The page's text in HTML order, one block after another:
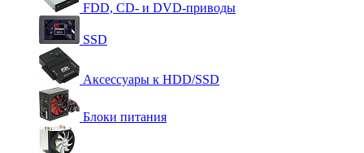
FDD, CD- и DVD-приводы
SSD
Аксессуары к HDD/SSD
Блоки питания